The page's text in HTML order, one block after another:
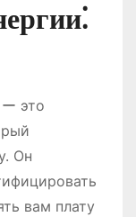
это
Он
вам плату